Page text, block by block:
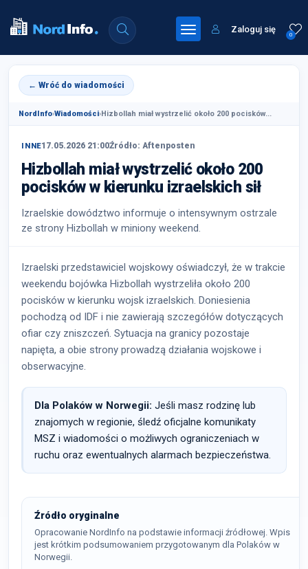
0
Zaloguj się
← Wróć do wiadomości
NordInfo›Wiadomości›Hizbollah miał wystrzelić około 200 pocisków...
INNE17.05.2026 21:00Źródło: Aftenposten
Hizbollah miał wystrzelić około 200
pocisków w kierunku izraelskich sił
Izraelskie dowództwo informuje o intensywnym ostrzale
ze strony Hizbollah w miniony weekend.
Izraelski przedstawiciel wojskowy oświadczył, że w trakcie
weekendu bojówka Hizbollah wystrzeliła około 200
pocisków w kierunku wojsk izraelskich. Doniesienia
pochodzą od IDF i nie zawierają szczegółów dotyczących
ofiar czy zniszczeń. Sytuacja na granicy pozostaje
napięta, a obie strony prowadzą działania wojskowe i
obserwacyjne.
Dla Polaków w Norwegii: Jeśli masz rodzinę lub
znajomych w regionie, śledź oficjalne komunikaty
MSZ i wiadomości o możliwych ograniczeniach w
ruchu oraz ewentualnych alarmach bezpieczeństwa.
Źródło oryginalne
Opracowanie NordInfo na podstawie informacji źródłowej. Wpis
jest krótkim podsumowaniem przygotowanym dla Polaków w
Norwegii.